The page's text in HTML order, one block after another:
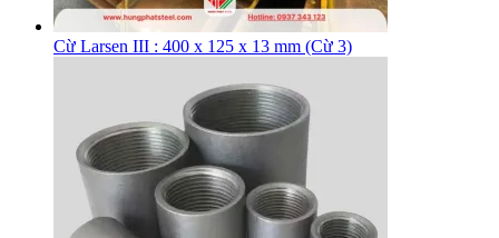
Cừ Larsen III : 400 x 125 x 13 mm (Cừ 3)